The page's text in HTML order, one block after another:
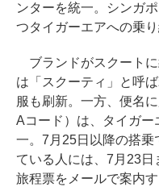
ンターを統一。シンガ
つタイガーエアへの乗
ブランドがスクート
は「スクーティ」と呼
服も刷新。一方、便名
Aコード）は、タイガ
一。7月25日以降の搭乗
ている人には、7月23
旅程票をメールで案内す